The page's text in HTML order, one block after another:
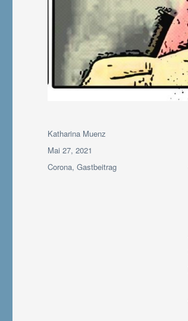
Autor
Katharina Muenz
Veröffentlicht
am
Mai 27, 2021
Kategorien
Corona,Gastbeitrag